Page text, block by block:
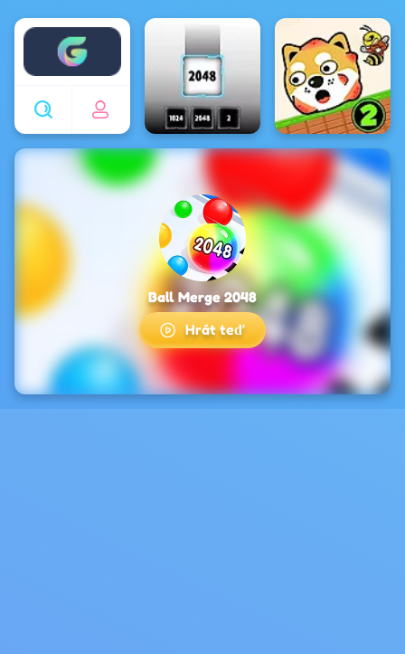
Enjoy4fun
Ball Merge 2048
Hrát teď